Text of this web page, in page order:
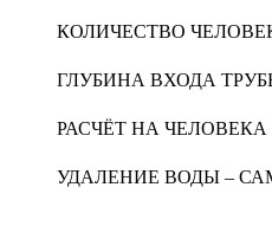
КОЛИЧЕСТВО
ГЛУБИНА ВХОДА
РАСЧЁТ НА ЧЕЛОВЕКА
УДАЛЕНИЕ ВОДЫ –